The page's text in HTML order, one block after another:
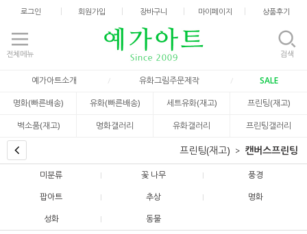
로그인 회원가입 장바구니 마이페이지 상품후기
전체메뉴 검색
예가아트소개 유화그림주문제작
SALE
명화(빠른배송)
유화(빠른배송) 세트유화(재고)
프린팅(재고)
벽소품(재고)
명화갤러리 유화갤러리 프린팅갤러리
프린팅(재고) 캔버스프린팅
미분류 꽃 나무
풍경
팝아트
추상
명화
성화
동물